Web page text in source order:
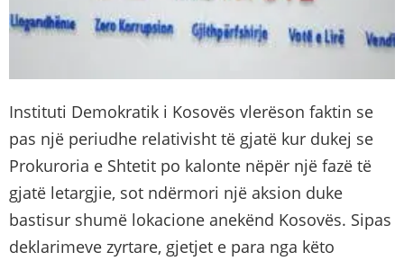
Instituti Demokratik i Kosovës vlerëson faktin se
pas një periudhe relativisht të gjatë kur dukej se
Prokuroria e Shtetit po kalonte nëpër një fazë të
gjatë letargjie, sot ndërmori një aksion duke
bastisur shumë lokacione anekënd Kosovës. Sipas
deklarimeve zyrtare, gjetjet e para nga këto